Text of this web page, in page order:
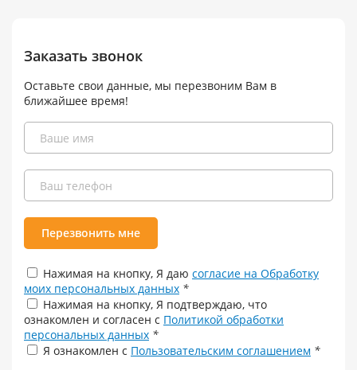
Заказать звонок
Оставьте свои данные, мы перезвоним Вам в
ближайшее время!
Перезвонить мне
Нажимая на кнопку, Я даю согласие на Обработку
моих персональных данных *
Нажимая на кнопку, Я подтверждаю, что
ознакомлен и согласен с Политикой обработки
персональных данных *
Я ознакомлен с Пользовательским соглашением *